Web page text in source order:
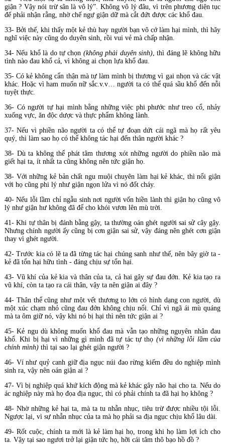
giận ? Vậy nói trừ sân là vô lý”. Không vô lý đâu, vì trên phương diện tục
đế phải nhận rằng, nhờ chế ngự giận dữ mà cắt đứt được các khổ đau.
33- Bởi thế, khi thấy một kẻ thù hay người bạn vô cớ làm hại mình, thì hãy
nghĩ việc này cũng do duyên sinh, rồi vui vẻ mà chấp nhận.
34- Nếu khổ là do tự chọn (không phải duyên sinh), thì đáng lẽ không hữu
tình nào đau khổ cả, vì không ai chọn lựa khổ đau.
35- Có kẻ không cẩn thận mà tự làm mình bị thương vì gai nhọn và các vật
khác. Hoặc vì ham muốn nữ sắc.v.v… người ta có thể quá sầu khổ đến nỗi
tuyệt thực.
36- Có người tự hại mình bằng những việc phi phước như treo cổ, nhảy
xuống vực, ăn độc dược và thực phẩm không lành.
37- Nếu vì phiền não người ta có thể tự đoạn dứt cái ngã mà họ rất yêu
quý, thì làm sao họ có thể không tác hại đến thân người khác ?
38- Dù ta không thể phát tâm thương xót những người do phiền não mà
giết hại ta, ít nhất ta cũng không nên tức giận họ.
38- Với những kẻ bản chất ngu muội chuyên làm hại kẻ khác, thì nổi giận
với họ cũng phi lý như giận ngọn lửa vì nó đốt cháy.
40- Nếu lỗi lầm chỉ ngẫu sinh nơi người vốn hiền lành thì giận họ cũng vô
lý như giận hư không đã để cho khói vươn lên mù trời.
41- Khi tự thân bị đánh bằng gậy, ta thường oán ghét người sai sử cây gậy.
Nhưng chính người ấy cũng bị cơn giận sai sử, vậy đáng nên ghét cơn giận
thay vì ghét người.
42- Trước kia có lẽ ta đã từng tác hại chúng sanh như thế, nên bây giờ ta -
kẻ đã tổn hại hữu tình - đáng chịu sự tổn hại.
43- Vũ khí của kẻ kia và thân của ta, cả hai gây sự đau đớn. Kẻ kia tạo ra
vũ khí, còn ta tạo ra cái thân, vậy ta nên giận ai đây ?
44- Thân thể cũng như một vết thương to lớn có hình dạng con người, dù
một xúc chạm nhỏ cũng đau đớn không chịu nổi. Chỉ vì ngã ái mù quáng
mà ta ôm giữ nó, vậy khi nó bị hại thì nên tức giận ai ?
45- Kẻ ngu dù không muốn khổ đau mà vẫn tạo những nguyên nhân đau
khổ. Khi bị hại vì những gì mình đã tự tác tự thọ (vì những lỗi lầm của
chính mình) thì tại sao lại ghét giận người ?
46- Ví như quỷ canh giữ địa ngục núi đao rừng kiếm đều do nghiệp mình
sinh ra, vậy nên oán giận ai ?
47- Vì bị nghiệp quá khứ kích động mà kẻ khác gây não hại cho ta. Nếu do
ác nghiệp này mà họ đọa địa ngục, thì có phải chính ta đã hại họ không ?
48- Nhờ những kẻ hại ta, mà ta tu nhẫn nhục, tiêu trừ được nhiều tội lỗi.
Ngược lại, vì sự nhẫn nhục của ta mà họ phải sa địa ngục chịu khổ lâu dài.
49- Rốt cuộc, chính ta mới là kẻ làm hại họ, trong khi họ làm lợi ích cho
ta. Vậy tại sao ngươi trở lại giận tức họ, hỡi cái tâm thô bạo hồ đồ ?